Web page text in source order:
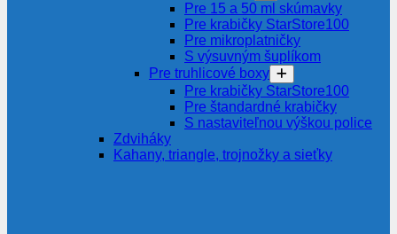
Pre 15 a 50 ml skúmavky
Pre krabičky StarStore100
Pre mikroplatničky
S výsuvným šuplíkom
Pre truhlicové boxy
Pre krabičky StarStore100
Pre štandardné krabičky
S nastaviteľnou výškou police
Zdviháky
Kahany, triangle, trojnožky a sieťky